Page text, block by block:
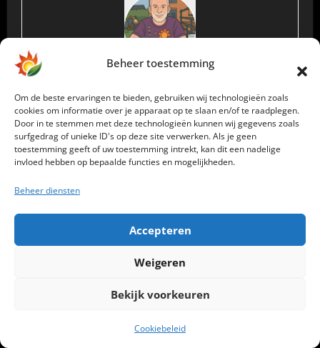
Beheer toestemming
Om de beste ervaringen te bieden, gebruiken wij technologieën zoals
cookies om informatie over je apparaat op te slaan en/of te raadplegen.
Door in te stemmen met deze technologieën kunnen wij gegevens zoals
surfgedrag of unieke ID's op deze site verwerken. Als je geen
toestemming geeft of uw toestemming intrekt, kan dit een nadelige
invloed hebben op bepaalde functies en mogelijkheden.
Beheer diensten
Accepteren
Weigeren
Bekijk voorkeuren
Cookiebeleid
Mark
Mark Pullens is specialist in de energietransitie met
een unieke combinatie van technische, financiële en
marktinhoudelijke expertise. Hij werkte jarenlang bij
de grootste energieleverancier van Nederland, waar
hij verantwoordelijk was voor energie‑inkoop,
van prijsscenario’s op de groothandelsmarkt. Dankzij
die achtergrond begrijpt hij als geen ander hoe
dynamische energiecontracten, onbalansprijzen en
flexibiliteitsmarkten écht functioneren.
stekkerbatterijen, domotica en datagedreven
Bij Energienerds test hij thuisbatterijen niet alleen op